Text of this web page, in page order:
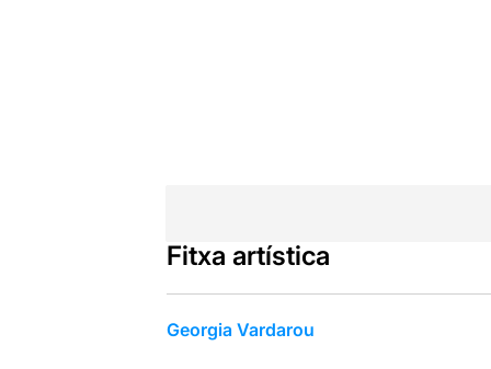
Fitxa artística
Georgia Vardarou